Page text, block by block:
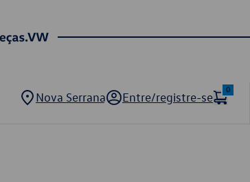
Nova Serrana Entre/registre-se
0